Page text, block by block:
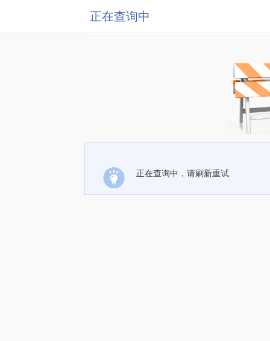
正在查询中
正在查询中，请刷新重试